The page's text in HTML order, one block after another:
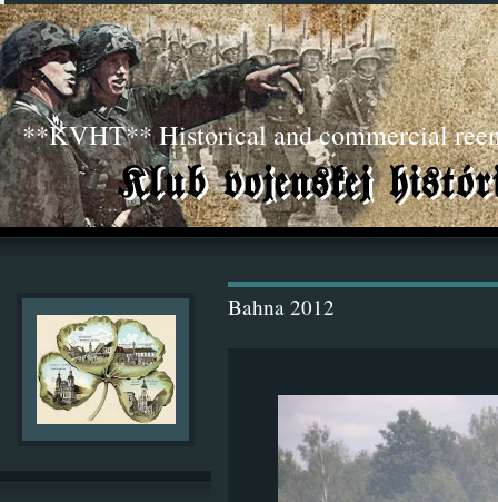
**KVHT** Historical and commercial
Bahna 2012